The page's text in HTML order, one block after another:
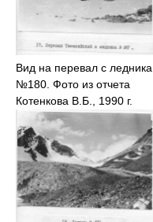
Вид на перевал с ледника
№180. Фото из отчета
Котенкова В.Б., 1990 г.